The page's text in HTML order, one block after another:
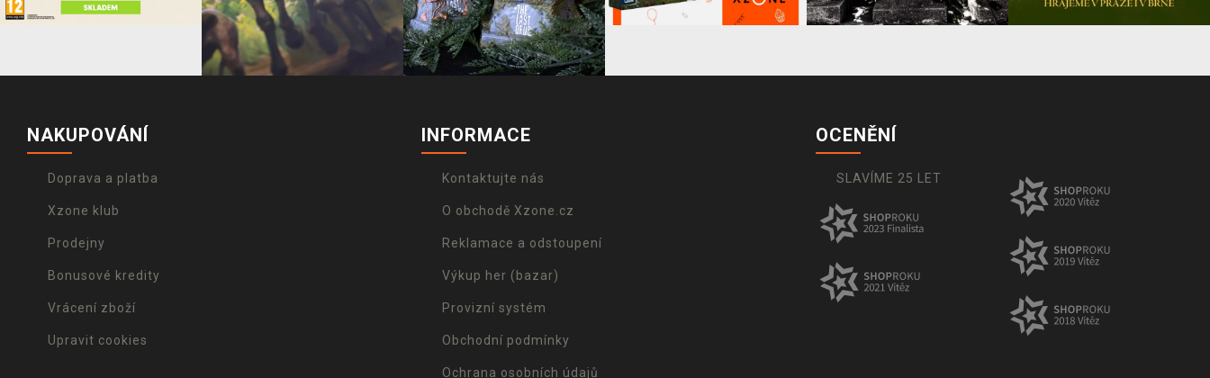
NAKUPOVÁNÍ
Doprava a platba
Xzone klub
Prodejny
Bonusové kredity
Vrácení zboží
Upravit cookies
INFORMACE
Kontaktujte nás
O obchodě Xzone.cz
Reklamace a odstoupení
Výkup her (bazar)
Provizní systém
Obchodní podmínky
Ochrana osobních údajů
OCENĚNÍ
SLAVÍME 25 LET